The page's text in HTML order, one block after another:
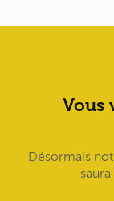
Vous
Désormais